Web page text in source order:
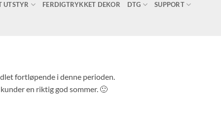
UTSTYR FERDIGTRYKKET DEKOR DTG SUPPORT
fortløpende i denne perioden.
en riktig god sommer. 🙂